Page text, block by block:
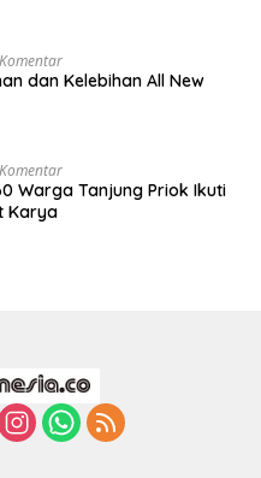
dan Kelebihan All New
Warga Tanjung Priok Ikuti
Karya